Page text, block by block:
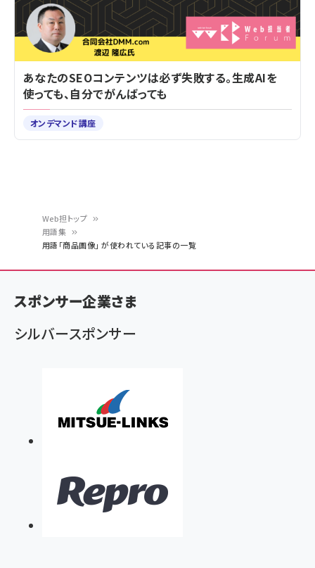
ン
く
ず
Web担トップ
用語集
用語「商品画像」 が使われている記事の一覧
あなたのSEOコンテンツは必ず失敗する。生成AIを
使っても、自分でがんばっても
オンデマンド講座
スポンサー企業さま
シルバースポンサー